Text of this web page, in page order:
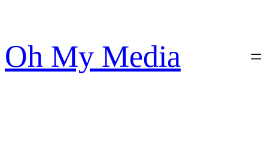
内
容
Oh My Media